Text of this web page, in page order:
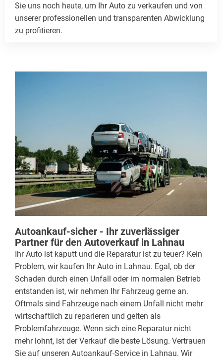
Sie uns noch heute, um Ihr Auto zu verkaufen und von
unserer professionellen und transparenten Abwicklung
zu profitieren.
Autoankauf-sicher - Ihr zuverlässiger
Partner für den Autoverkauf in Lahnau
Ihr Auto ist kaputt und die Reparatur ist zu teuer? Kein
Problem, wir kaufen Ihr Auto in Lahnau. Egal, ob der
Schaden durch einen Unfall oder im normalen Betrieb
entstanden ist, wir nehmen Ihr Fahrzeug gerne an.
Oftmals sind Fahrzeuge nach einem Unfall nicht mehr
wirtschaftlich zu reparieren und gelten als
Problemfahrzeuge. Wenn sich eine Reparatur nicht
mehr lohnt, ist der Verkauf die beste Lösung. Vertrauen
Sie auf unseren Autoankauf-Service in Lahnau. Wir